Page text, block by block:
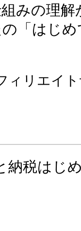
みの理
「はじ
ィリエイ
納税はじ